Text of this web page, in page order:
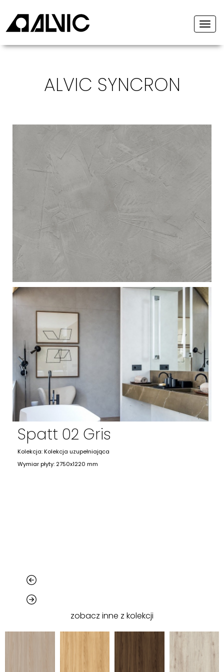
ALVIC SYNCRON
Spatt 02 Gris
Kolekcja: Kolekcja uzupełniająca
Wymiar płyty: 2750x1220 mm
zobacz inne z kolekcji